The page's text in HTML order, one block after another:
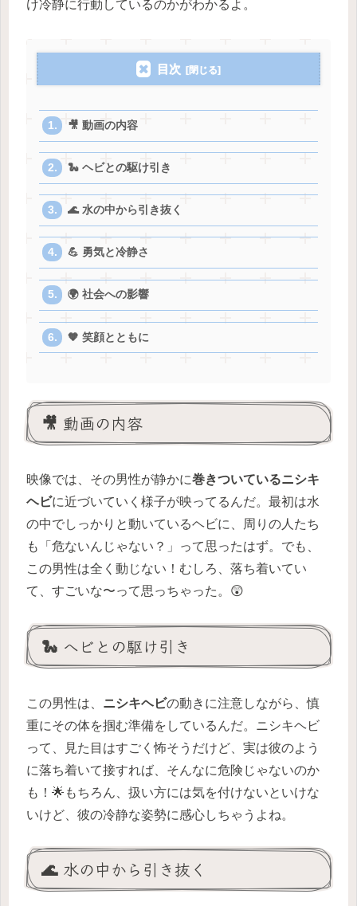
け冷静に行動しているのかがわかるよ。
目次
🎥 動画の内容
🐍 ヘビとの駆け引き
🌊 水の中から引き抜く
💪 勇気と冷静さ
🌍 社会への影響
🧡 笑顔とともに
🎥 動画の内容
映像では、その男性が静かに巻きついているニシキ
ヘビに近づいていく様子が映ってるんだ。最初は水
の中でしっかりと動いているヘビに、周りの人たち
も「危ないんじゃない？」って思ったはず。でも、
この男性は全く動じない！むしろ、落ち着いてい
て、すごいな〜って思っちゃった。😲
🐍 ヘビとの駆け引き
この男性は、 ニシキヘビの動きに注意しながら、慎
重にその体を掴む準備をしているんだ。ニシキヘビ
って、見た目はすごく怖そうだけど、実は彼のよう
に落ち着いて接すれば、そんなに危険じゃないのか
も！🌟もちろん、扱い方には気を付けないといけな
いけど、彼の冷静な姿勢に感心しちゃうよね。
🌊 水の中から引き抜く